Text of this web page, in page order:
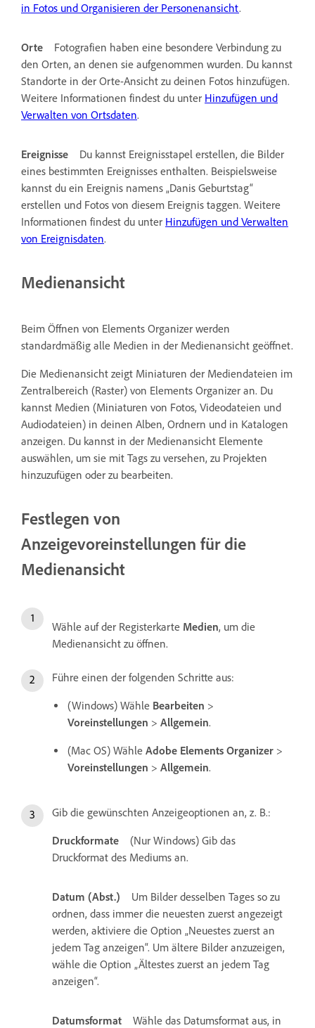
in Fotos und Organisieren der Personenansicht.
Orte
Fotografien haben eine besondere Verbindung zu
den Orten, an denen sie aufgenommen wurden. Du kannst
Standorte in der Orte-Ansicht zu deinen Fotos hinzufügen.
Weitere Informationen findest du unter Hinzufügen und
Verwalten von Ortsdaten.
Ereignisse
Du kannst Ereignisstapel erstellen, die Bilder
eines bestimmten Ereignisses enthalten. Beispielsweise
kannst du ein Ereignis namens „Danis Geburtstag“
erstellen und Fotos von diesem Ereignis taggen. Weitere
Informationen findest du unter Hinzufügen und Verwalten
von Ereignisdaten.
Medienansicht
Beim Öffnen von Elements Organizer werden
standardmäßig alle Medien in der Medienansicht geöffnet.
Die Medienansicht zeigt Miniaturen der Mediendateien im
Zentralbereich (Raster) von Elements Organizer an. Du
kannst Medien (Miniaturen von Fotos, Videodateien und
Audiodateien) in deinen Alben, Ordnern und in Katalogen
anzeigen. Du kannst in der Medienansicht Elemente
auswählen, um sie mit Tags zu versehen, zu Projekten
hinzuzufügen oder zu bearbeiten.
Festlegen von
Anzeigevoreinstellungen für die
Medienansicht
Wähle auf der Registerkarte Medien, um die
Medienansicht zu öffnen.
Führe einen der folgenden Schritte aus:
(Windows) Wähle Bearbeiten >
Voreinstellungen > Allgemein.
(Mac OS) Wähle Adobe Elements Organizer >
Voreinstellungen > Allgemein.
Gib die gewünschten Anzeigeoptionen an, z. B.:
Druckformate
(Nur Windows) Gib das
Druckformat des Mediums an.
Datum (Abst.)
Um Bilder desselben Tages so zu
ordnen, dass immer die neuesten zuerst angezeigt
werden, aktiviere die Option „Neuestes zuerst an
jedem Tag anzeigen“. Um ältere Bilder anzuzeigen,
wähle die Option „Ältestes zuerst an jedem Tag
anzeigen“.
Datumsformat
Wähle das Datumsformat aus, in